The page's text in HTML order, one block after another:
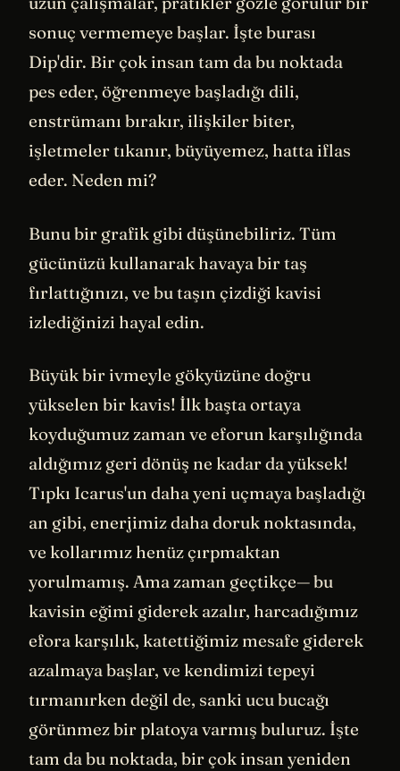
sonuç vermemeye başlar. İşte burası
Dip'dir. Bir çok insan tam da bu noktada
pes eder, öğrenmeye başladığı dili,
enstrümanı bırakır, ilişkiler biter,
işletmeler tıkanır, büyüyemez, hatta iflas
eder. Neden mi?
Bunu bir grafik gibi düşünebiliriz. Tüm
gücünüzü kullanarak havaya bir taş
fırlattığınızı, ve bu taşın çizdiği kavisi
izlediğinizi hayal edin.
Büyük bir ivmeyle gökyüzüne doğru
yükselen bir kavis! İlk başta ortaya
koyduğumuz zaman ve eforun karşılığında
aldığımız geri dönüş ne kadar da yüksek!
Tıpkı Icarus'un daha yeni uçmaya başladığı
an gibi, enerjimiz daha doruk noktasında,
ve kollarımız henüz çırpmaktan
yorulmamış. Ama zaman geçtikçe— bu
kavisin eğimi giderek azalır, harcadığımız
efora karşılık, katettiğimiz mesafe giderek
azalmaya başlar, ve kendimizi tepeyi
tırmanırken değil de, sanki ucu bucağı
görünmez bir platoya varmış buluruz. İşte
tam da bu noktada, bir çok insan yeniden